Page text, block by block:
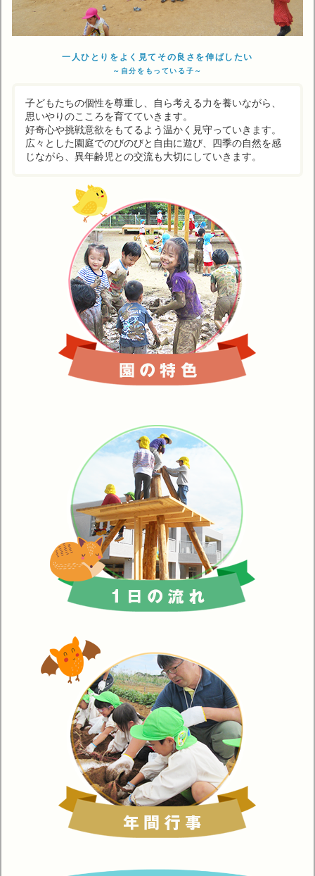
一人ひとりをよく見てその良さを伸ばしたい
～自分をもっている子～
子どもたちの個性を尊重し、自ら考える力を養いながら、
思いやりのこころを育てていきます。
好奇心や挑戦意欲をもてるよう温かく見守っていきます。
広々とした園庭でのびのびと自由に遊び、四季の自然を感
じながら、異年齢児との交流も大切にしていきます。